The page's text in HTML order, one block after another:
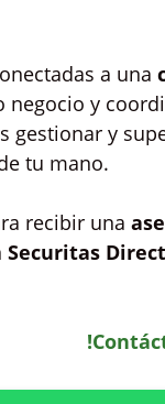
a una
y
gestionar y
tu mano.
recibir una
Securitas Direct